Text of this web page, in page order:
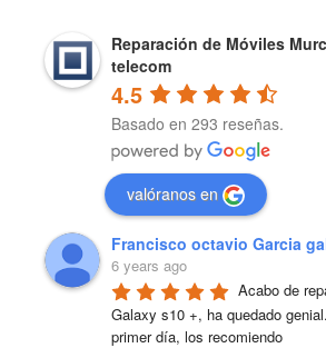
Reparación de Móviles
telecom
4.5
Basado en 293 reseñas.
valóranos en
Francisco octavio Garcia
6 years ago
Acabo de
Galaxy s10 +, ha quedado
primer día, los recomiendo